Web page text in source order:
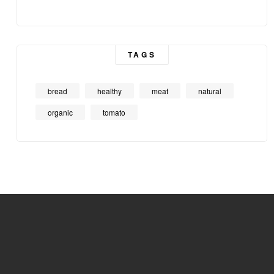
TAGS
bread healthy meat natural
organic tomato